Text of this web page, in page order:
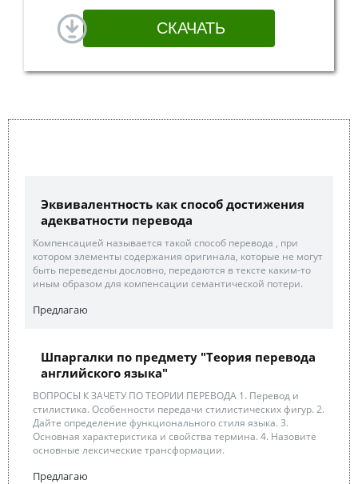
Эквивалентность как способ достижения
адекватности перевода
Компенсацией называется такой способ перевода , при
котором элементы содержания оригинала, которые не могут
быть переведены дословно, передаются в тексте каким-то
иным образом для компенсации семантической потери.
Предлагаю
Шпаргалки по предмету "Теория перевода
английского языка"
ВОПРОСЫ К ЗАЧЕТУ ПО ТЕОРИИ ПЕРЕВОДА 1. Перевод и
стилистика. Особенности передачи стилистических фигур. 2.
Дайте определение функционального стиля языка. 3.
Основная характеристика и свойства термина. 4. Назовите
основные лексические трансформации.
Предлагаю